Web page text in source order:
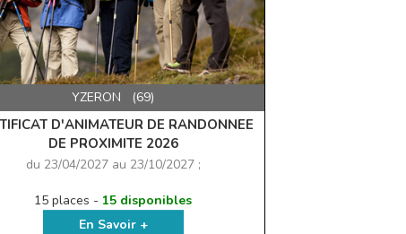
YZERON (69)
D'ANIMATEUR DE RANDONNEE
DE PROXIMITE 2026
du 23/04/2027 au 23/10/2027 ;
15 places - 15 disponibles
En Savoir +